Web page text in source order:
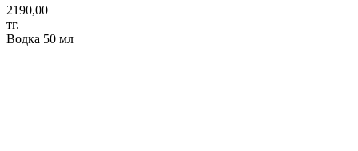
2190,00
тг.
Водка 50 мл